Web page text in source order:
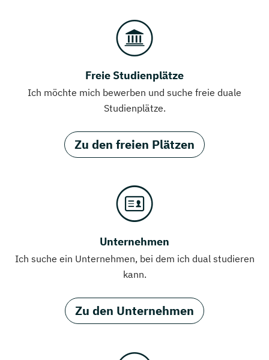
Freie Studienplätze
Ich möchte mich bewerben und suche freie duale
Studienplätze.
Zu den freien Plätzen
Unternehmen
Ich suche ein Unternehmen, bei dem ich dual studieren
kann.
Zu den Unternehmen